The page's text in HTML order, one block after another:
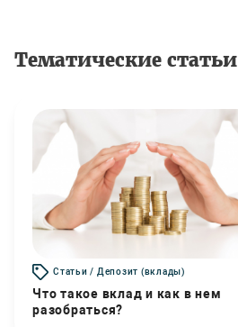
Тематические статьи
Статьи / Депозит (вклады)
Что такое вклад и как в нем
разобраться?